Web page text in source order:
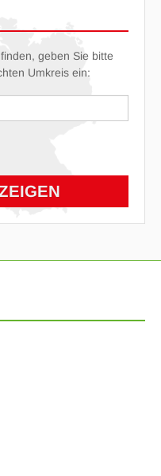
geben Sie bitte
Umkreis ein: